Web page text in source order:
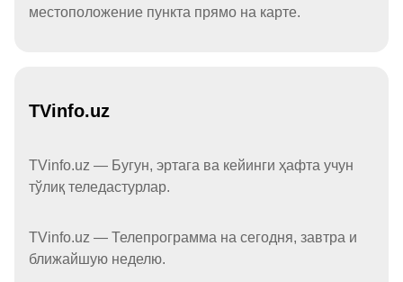
местоположение пункта прямо на карте.
TVinfo.uz
TVinfo.uz — Бугун, эртага ва кейинги ҳафта учун
тўлиқ теледастурлар.
TVinfo.uz — Телепрограмма на сегодня, завтра и
ближайшую неделю.